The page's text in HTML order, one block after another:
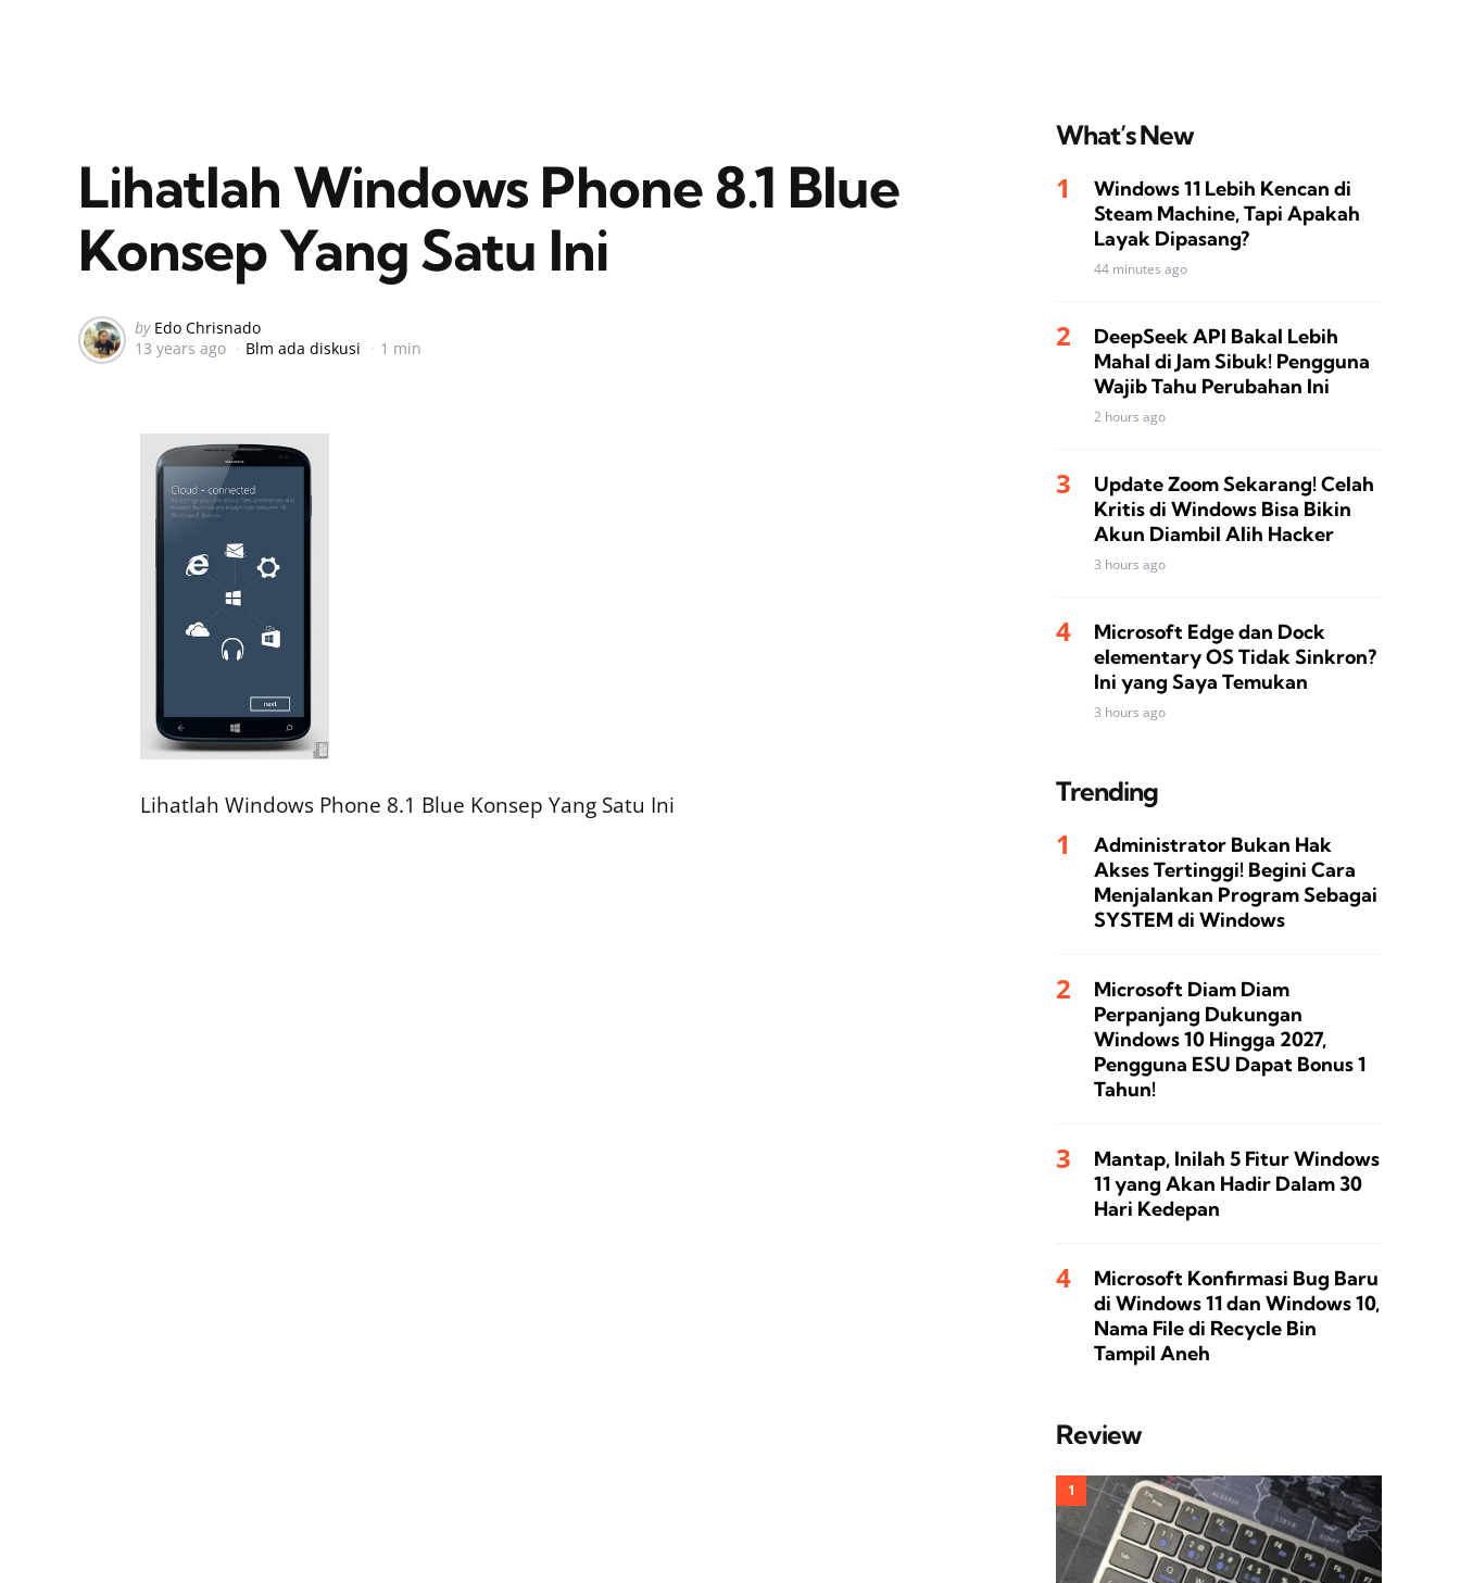
Lihatlah Windows Phone 8.1 Blue
Konsep Yang Satu Ini
Posted
by
by Edo Chrisnado
13 years ago
Blm ada diskusi 1 min
Lihatlah Windows Phone 8.1 Blue Konsep Yang Satu Ini
What’s New
Windows 11 Lebih Kencan di
Steam Machine, Tapi Apakah
Layak Dipasang?
44 minutes ago
DeepSeek API Bakal Lebih
Mahal di Jam Sibuk! Pengguna
Wajib Tahu Perubahan Ini
2 hours ago
Update Zoom Sekarang! Celah
Kritis di Windows Bisa Bikin
Akun Diambil Alih Hacker
3 hours ago
Microsoft Edge dan Dock
elementary OS Tidak Sinkron?
Ini yang Saya Temukan
3 hours ago
Trending
Administrator Bukan Hak
Akses Tertinggi! Begini Cara
Menjalankan Program Sebagai
SYSTEM di Windows
Microsoft Diam Diam
Perpanjang Dukungan
Windows 10 Hingga 2027,
Pengguna ESU Dapat Bonus 1
Tahun!
Mantap, Inilah 5 Fitur Windows
11 yang Akan Hadir Dalam 30
Hari Kedepan
Microsoft Konfirmasi Bug Baru
di Windows 11 dan Windows 10,
Nama File di Recycle Bin
Tampil Aneh
Review